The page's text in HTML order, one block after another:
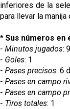
inferiores de la
para llevar la manija
* Sus números en
- Minutos jugados:
- Goles: 1
- Pases precisos: 6
- Pases en campo
- Pases en campo
- Tiros totales: 1